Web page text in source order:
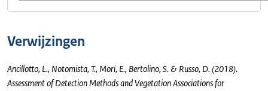
Verwijzingen
Ancillotto, L., Notomista, T., Mori, E., Bertolino, S. & Russo, D. (2018).
Assessment of Detection Methods and Vegetation Associations for